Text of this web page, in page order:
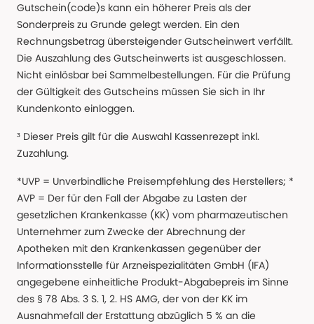
Gutschein(code)s kann ein höherer Preis als der
Sonderpreis zu Grunde gelegt werden. Ein den
Rechnungsbetrag übersteigender Gutscheinwert verfällt.
Die Auszahlung des Gutscheinwerts ist ausgeschlossen.
Nicht einlösbar bei Sammelbestellungen. Für die Prüfung
der Gültigkeit des Gutscheins müssen Sie sich in Ihr
Kundenkonto einloggen.
³ Dieser Preis gilt für die Auswahl Kassenrezept inkl.
Zuzahlung.
*UVP = Unverbindliche Preisempfehlung des Herstellers; *
AVP = Der für den Fall der Abgabe zu Lasten der
gesetzlichen Krankenkasse (KK) vom pharmazeutischen
Unternehmer zum Zwecke der Abrechnung der
Apotheken mit den Krankenkassen gegenüber der
Informationsstelle für Arzneispezialitäten GmbH (IFA)
angegebene einheitliche Produkt-Abgabepreis im Sinne
des § 78 Abs. 3 S. 1, 2. HS AMG, der von der KK im
Ausnahmefall der Erstattung abzüglich 5 % an die